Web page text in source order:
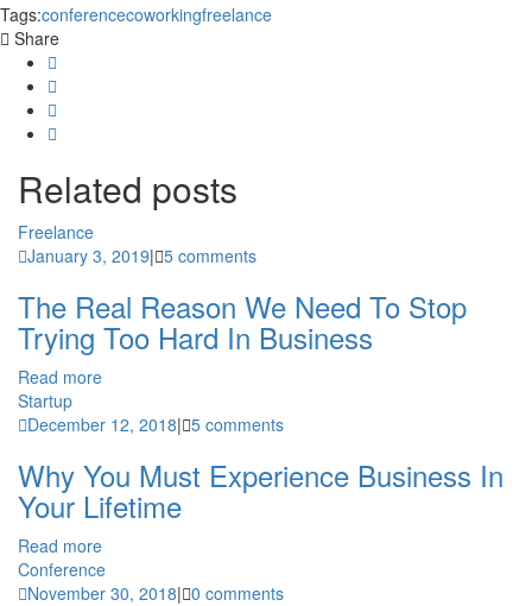
Tags:conferencecoworkingfreelance
Share
Related posts
Freelance
January 3, 2019| 5 comments
The Real Reason We Need To Stop
Trying Too Hard In Business
Read more
Startup
December 12, 2018| 5 comments
Why You Must Experience Business In
Your Lifetime
Read more
Conference
November 30, 2018| 0 comments